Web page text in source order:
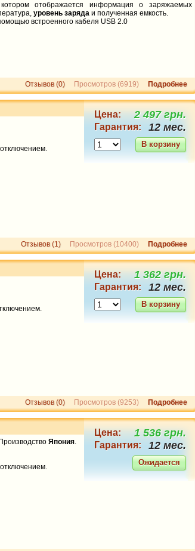
отображается информация о заряжаемых
уровень заряда и полученная емкость.
встроенного кабеля USB 2.0
Отзывов (0) Просмотров (6919) Подробнее
Цена: 2 497 грн.
Гарантия: 12 мес.
В корзину
Отзывов (1) Просмотров (10400) Подробнее
Цена: 1 362 грн.
Гарантия: 12 мес.
В корзину
Отзывов (0) Просмотров (9253) Подробнее
Цена: 1 536 грн.
Гарантия: 12 мес.
Ожидается
Япония.